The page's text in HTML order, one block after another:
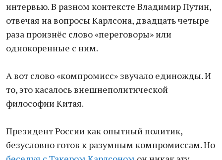
интервью. В разном контексте Владимир Путин,
отвечая на вопросы Карлсона, двадцать четыре
раза произнёс слово «переговоры» или
однокоренные с ним.
А вот слово «компромисс» звучало единожды. И
то, это касалось внешнеполитической
философии Китая.
Президент России как опытный политик,
безусловно готов к разумным компромиссам. Но